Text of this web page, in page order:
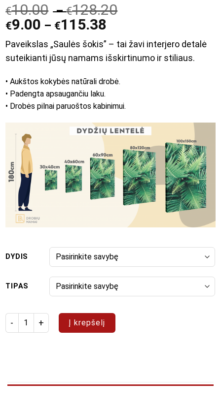
€10.00 –€128.20
€9.00 – €115.38
Paveikslas „Saulės šokis” – tai žavi interjero detalė
suteikianti jūsų namams išskirtinumo ir stiliaus.
• Aukštos kokybės natūrali drobė.
• Padengta apsaugančiu laku.
• Drobės pilnai paruoštos kabinimui.
DYDIS
TIPAS
produkto kiekis: Paveikslas "Saulės šokis"
Į krepšelį